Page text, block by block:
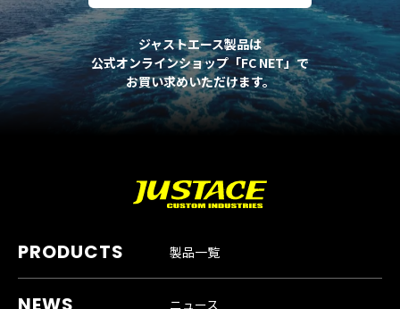
ジャストエース製品は
公式オンラインショップ「FC NET」で
お買い求めいただけます。
製品一覧
ニュース